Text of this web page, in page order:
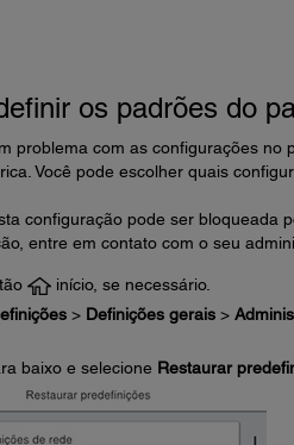
os padrões do
problema com as configurações
Você pode escolher quais
configuração pode ser bloqueada
entre em contato com o seu
início, se necessário.
> Definições gerais>
baixo e selecione Restaurar